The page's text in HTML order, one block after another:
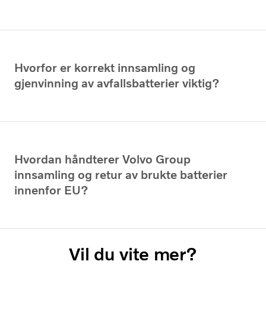
Hvorfor er korrekt innsamling og
gjenvinning av avfallsbatterier viktig?
Hvordan håndterer Volvo Group
innsamling og retur av brukte batterier
innenfor EU?
Vil du vite mer?